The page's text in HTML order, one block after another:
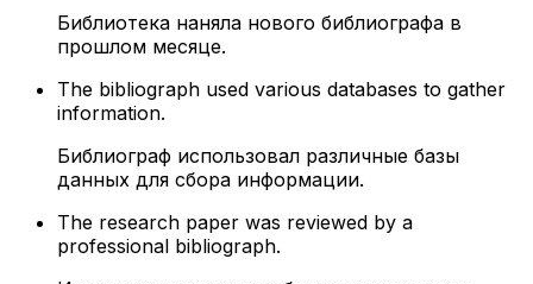
Библиотека наняла нового библиографа в
прошлом месяце.
The bibliograph used various databases to gather
information.
Библиограф использовал различные базы
данных для сбора информации.
The research paper was reviewed by a
professional bibliograph.